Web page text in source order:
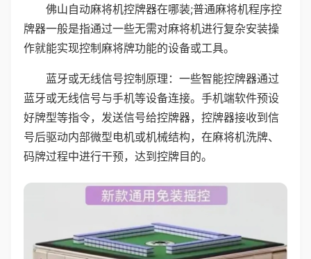
佛山自动麻将机控牌器在哪装;普通麻将机程序控
牌器一般是指通过一些无需对麻将机进行复杂安装操
作就能实现控制麻将牌功能的设备或工具。
蓝牙或无线信号控制原理：一些智能控牌器通过
蓝牙或无线信号与手机等设备连接。手机端软件预设
好牌型等指令，发送信号给控牌器，控牌器接收到信
号后驱动内部微型电机或机械结构，在麻将机洗牌、
码牌过程中进行干预，达到控牌目的。